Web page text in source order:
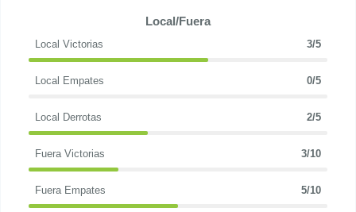
Local/Fuera
Local Victorias 3/5
Local Empates 0/5
Local Derrotas 2/5
Fuera Victorias 3/10
Fuera Empates 5/10